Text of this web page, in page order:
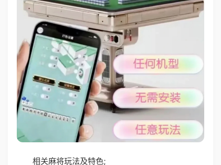
相关麻将玩法及特色;